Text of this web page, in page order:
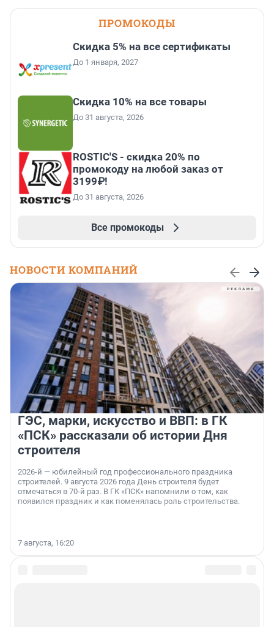
ПРОМОКОДЫ
Скидка 5% на все сертификаты
До 1 января, 2027
Скидка 10% на все товары
До 31 августа, 2026
ROSTIC'S - скидка 20% по
промокоду на любой заказ от
3199₽!
До 31 августа, 2026
Все промокоды
НОВОСТИ КОМПАНИЙ
ГЭС, марки, искусство и ВВП: в ГК
«ПСК» рассказали об истории Дня
строителя
2026-й — юбилейный год профессионального праздника
строителей. 9 августа 2026 года День строителя будет
отмечаться в 70-й раз. В ГК «ПСК» напомнили о том, как
появился праздник и как поменялась роль строительства.
7 августа, 16:20